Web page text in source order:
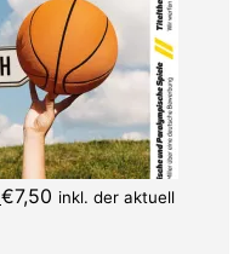
€7,50 inkl. der aktuell